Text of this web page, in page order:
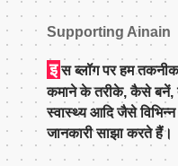
Supporting Ainain
इ स ब्लॉग पर हम
कमाने के तरीके, कैसे बनें,
स्वास्थ्य आदि जैसे विभिन्न
जानकारी साझा करते हैं।